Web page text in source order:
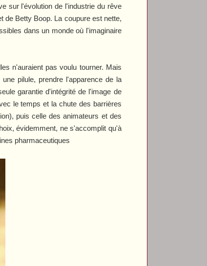
sur l'évolution de l'industrie du rêve
de Betty Boop. La coupure est nette,
dans un monde où l'imaginaire
n'auraient pas voulu tourner. Mais
pilule, prendre l'apparence de la
garantie d'intégrité de l'image de
le temps et la chute des barrières
puis celle des animateurs et des
évidemment, ne s'accomplit qu'à
pharmaceutiques